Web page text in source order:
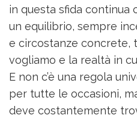
in questa sfida continua
un equilibrio, sempre
e circostanze concrete,
vogliamo e la realtà in
E non c’è una regola
per tutte le occasioni,
deve costantemente